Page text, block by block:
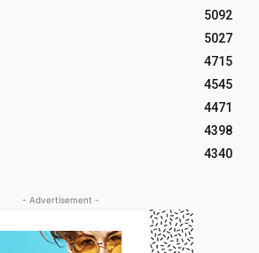
5092
5027
4715
4545
4471
4398
4340
- Advertisement -